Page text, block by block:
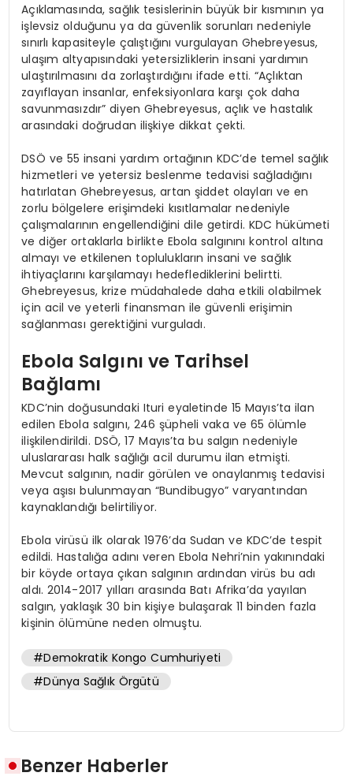
Açıklamasında, sağlık tesislerinin büyük bir kısmının ya
işlevsiz olduğunu ya da güvenlik sorunları nedeniyle
sınırlı kapasiteyle çalıştığını vurgulayan Ghebreyesus,
ulaşım altyapısındaki yetersizliklerin insani yardımın
ulaştırılmasını da zorlaştırdığını ifade etti. “Açlıktan
zayıflayan insanlar, enfeksiyonlara karşı çok daha
savunmasızdır” diyen Ghebreyesus, açlık ve hastalık
arasındaki doğrudan ilişkiye dikkat çekti.
DSÖ ve 55 insani yardım ortağının KDC’de temel sağlık
hizmetleri ve yetersiz beslenme tedavisi sağladığını
hatırlatan Ghebreyesus, artan şiddet olayları ve en
zorlu bölgelere erişimdeki kısıtlamalar nedeniyle
çalışmalarının engellendiğini dile getirdi. KDC hükümeti
ve diğer ortaklarla birlikte Ebola salgınını kontrol altına
almayı ve etkilenen toplulukların insani ve sağlık
ihtiyaçlarını karşılamayı hedeflediklerini belirtti.
Ghebreyesus, krize müdahalede daha etkili olabilmek
için acil ve yeterli finansman ile güvenli erişimin
sağlanması gerektiğini vurguladı.
Ebola Salgını ve Tarihsel
Bağlamı
KDC’nin doğusundaki Ituri eyaletinde 15 Mayıs’ta ilan
edilen Ebola salgını, 246 şüpheli vaka ve 65 ölümle
ilişkilendirildi. DSÖ, 17 Mayıs’ta bu salgın nedeniyle
uluslararası halk sağlığı acil durumu ilan etmişti.
Mevcut salgının, nadir görülen ve onaylanmış tedavisi
veya aşısı bulunmayan “Bundibugyo” varyantından
kaynaklandığı belirtiliyor.
Ebola virüsü ilk olarak 1976’da Sudan ve KDC’de tespit
edildi. Hastalığa adını veren Ebola Nehri’nin yakınındaki
bir köyde ortaya çıkan salgının ardından virüs bu adı
aldı. 2014-2017 yılları arasında Batı Afrika’da yayılan
salgın, yaklaşık 30 bin kişiye bulaşarak 11 binden fazla
kişinin ölümüne neden olmuştu.
#Demokratik Kongo Cumhuriyeti
#Dünya Sağlık Örgütü
Benzer Haberler